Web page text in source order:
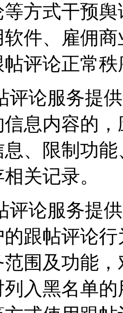
方式干预
软件、雇佣
评论正常
评论服务提
息内容的
、限制功
关记录。
评论服务提
的跟帖评论
围及功能
入黑名单